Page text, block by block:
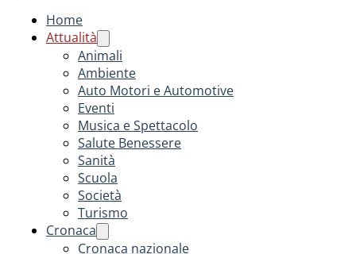
Home
Attualità
Animali
Ambiente
Auto Motori e Automotive
Eventi
Musica e Spettacolo
Salute Benessere
Sanità
Scuola
Società
Turismo
Cronaca
Cronaca nazionale